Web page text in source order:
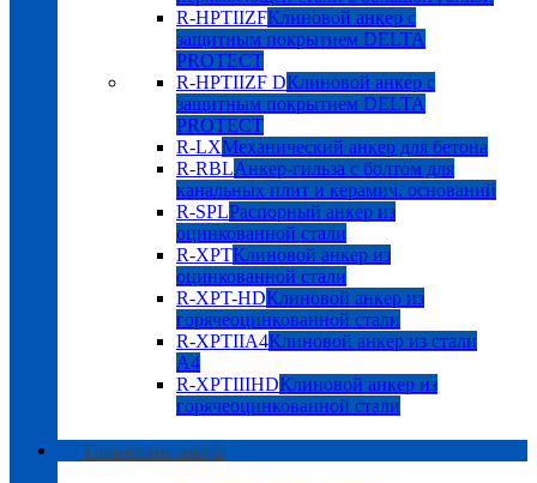
R-HPTIIZFКлиновой анкер с
защитным покрытием DELTA
PROTECT
R-HPTIIZF DКлиновой анкер с
защитным покрытием DELTA
PROTECT
R-LXМеханический анкер для бетона
R-RBLАнкер-гильза с болтом для
канальных плит и керамич. оснований
R-SPLРаспорный анкер из
оцинкованной стали
R-XPTКлиновой анкер из
оцинкованной стали
R-XPT-HDКлиновой анкер из
горячеоцинкованной стали
R-XPTIIA4Клиновой анкер из стали
А4
R-XPTIIIHDКлиновой анкер из
горячеоцинкованной стали
Химические анкера